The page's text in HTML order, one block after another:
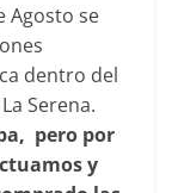
Agosto se
dentro del
Serena.
pero por
y